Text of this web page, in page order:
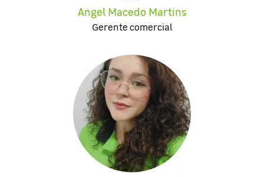
Angel Macedo Martins
Gerente comercial